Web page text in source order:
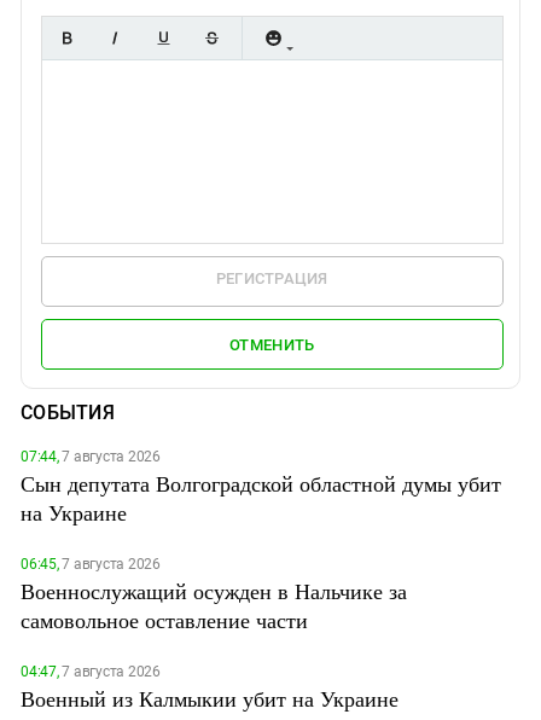
РЕГИСТРАЦИЯ
ОТМЕНИТЬ
СОБЫТИЯ
07:44,7 августа 2026
Сын депутата Волгоградской областной думы убит
на Украине
06:45,7 августа 2026
Военнослужащий осужден в Нальчике за
самовольное оставление части
04:47,7 августа 2026
Военный из Калмыкии убит на Украине